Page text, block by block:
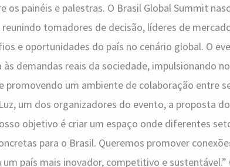
os painéis e palestras. O Brasil Global Summit
tomadores de decisão, líderes de
e oportunidades do país no cenário global. O
demandas reais da sociedade, impulsionando
promovendo um ambiente de colaboração entre
um dos organizadores do evento, a proposta
objetivo é criar um espaço onde diferentes
para o Brasil. Queremos promover
país mais inovador, competitivo e sustentável.”